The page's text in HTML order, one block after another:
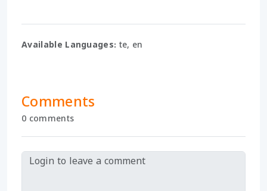
Available Languages: te, en
Comments
0 comments